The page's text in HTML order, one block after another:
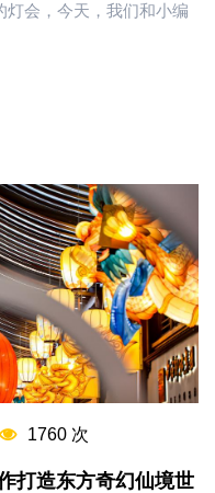
会，今天，我们和小编
1760 次
打造东方奇幻仙境世